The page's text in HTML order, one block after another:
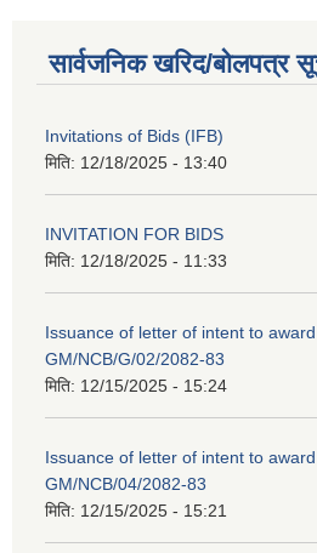
सार्वजनिक खरिद/बोलपत्र
Invitations of Bids (IFB)
मिति: 12/18/2025 - 13:40
INVITATION FOR BIDS
मिति: 12/18/2025 - 11:33
Issuance of letter of intent to
GM/NCB/G/02/2082-83
मिति: 12/15/2025 - 15:24
Issuance of letter of intent to
GM/NCB/04/2082-83
मिति: 12/15/2025 - 15:21